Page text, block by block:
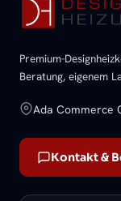
Premium-
Beratung, eigenem
Ada Commerce
Kontakt &